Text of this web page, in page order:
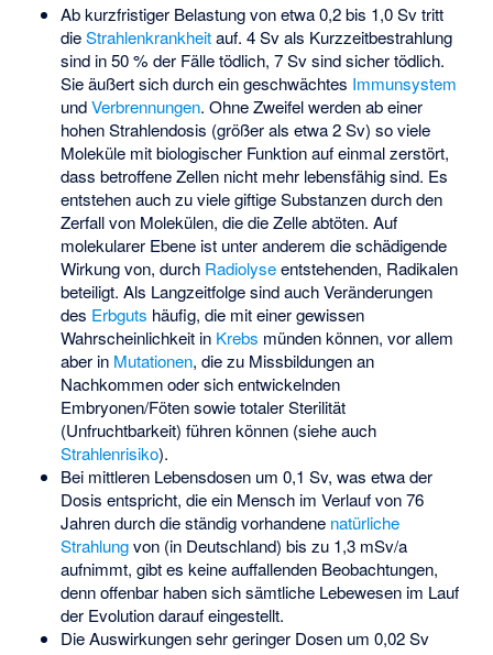
Ab kurzfristiger Belastung von etwa 0,2 bis 1,0 Sv tritt
dieStrahlenkrankheitauf. 4 Sv als Kurzzeitbestrahlung
sind in 50 % der Fälle tödlich, 7 Sv sind sicher tödlich.
Sie äußert sich durch ein geschwächtes Immunsystem
undVerbrennungen. Ohne Zweifel werden ab einer
hohen Strahlendosis (größer als etwa 2 Sv) so viele
Moleküle mit biologischer Funktion auf einmal zerstört,
dass betroffene Zellen nicht mehr lebensfähig sind. Es
entstehen auch zu viele giftige Substanzen durch den
Zerfall von Molekülen, die die Zelle abtöten. Auf
molekularer Ebene ist unter anderem die schädigende
Wirkung von, durch Radiolyseentstehenden, Radikalen
beteiligt. Als Langzeitfolge sind auch Veränderungen
des Erbguts häufig, die mit einer gewissen
Wahrscheinlichkeit in Krebs münden können, vor allem
aber in Mutationen, die zu Missbildungen an
Nachkommen oder sich entwickelnden
Embryonen/Föten sowie totaler Sterilität
(Unfruchtbarkeit) führen können (siehe auch
Strahlenrisiko).
Bei mittleren Lebensdosen um 0,1 Sv, was etwa der
Dosis entspricht, die ein Mensch im Verlauf von 76
Jahren durch die ständig vorhandene natürliche
Strahlungvon (in Deutschland) bis zu 1,3 mSv/a
aufnimmt, gibt es keine auffallenden Beobachtungen,
denn offenbar haben sich sämtliche Lebewesen im Lauf
der Evolution darauf eingestellt.
Die Auswirkungen sehr geringer Dosen um 0,02 Sv